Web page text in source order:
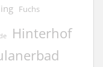
Fuchs
Hinterhof